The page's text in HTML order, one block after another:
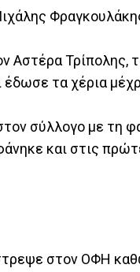
Αστέρα Τρίπολης,
τα χέρια
σύλλογο με τη
και στις
στον ΟΦΗ